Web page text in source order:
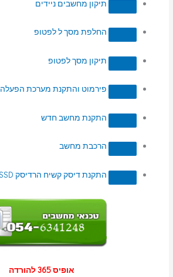
תיקון מחשבים ניידים
החלפת מסך ל לפטופ
תיקון מסך לפטופ
פירמוט והתקנת מערכת הפעלה
התקנת מחשב חדש
הרכבת מחשב
התקנת דיסק קשיח הרדיסק SSD
אופיס 365 להורדה